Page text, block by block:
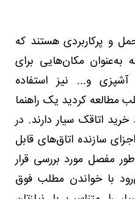
و پرکاربردی هستند که
به‌عنوان مکان‌هایی برای
آشپزی و... نیز استفاده
مطالعه کردید یک راهنما
اتاقک سیار دارند. در
سازنده اتاق‌های قابل
مفصل مورد بررسی قرار
با خواندن مطلب فوق